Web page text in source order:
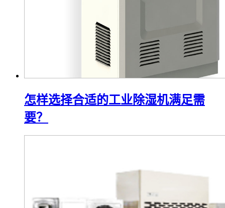
怎样选择合适的工业除湿机满足需
要？